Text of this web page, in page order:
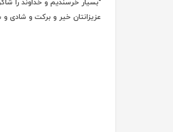
"بسیار خرسندیم و خداوند را
عزیزانتان خیر و برکت و شادی و